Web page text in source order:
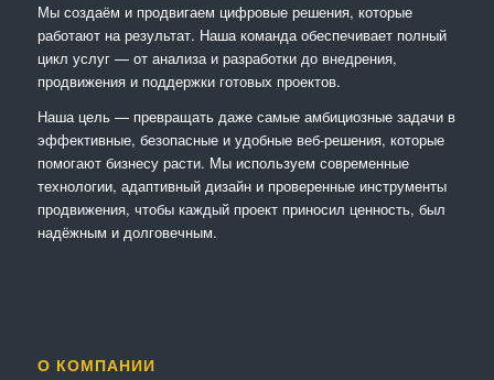
Мы создаём и продвигаем цифровые решения, которые
работают на результат. Наша команда обеспечивает полный
цикл услуг — от анализа и разработки до внедрения,
продвижения и поддержки готовых проектов.
Наша цель — превращать даже самые амбициозные задачи в
эффективные, безопасные и удобные веб-решения, которые
помогают бизнесу расти. Мы используем современные
технологии, адаптивный дизайн и проверенные инструменты
продвижения, чтобы каждый проект приносил ценность, был
надёжным и долговечным.
О КОМПАНИИ